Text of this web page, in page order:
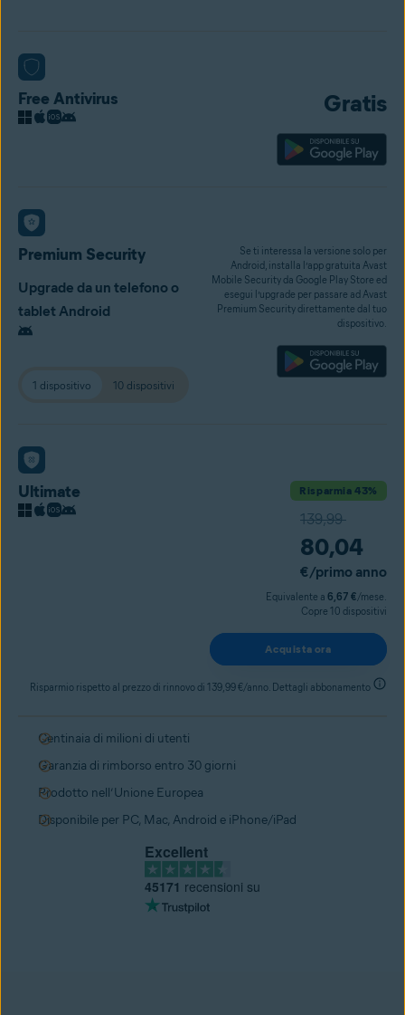
Centinaia di milioni di utenti
Garanzia di rimborso entro 30 giorni
Prodotto nell’Unione Europea
Disponibile per PC, Mac, Android e iPhone/iPad
Excellent
45171 recensioni su
Free Antivirus Gratis
Premium Security
Upgrade da un telefono o
tablet Android
1 dispositivo 10 dispositivi
Se ti interessa la versione solo per
Android, installa l’app gratuita Avast
Mobile Security da Google Play Store ed
esegui l’upgrade per passare ad Avast
Premium Security direttamente dal tuo
dispositivo.
Ultimate Risparmia 43%
80,04
139,99
€/primo anno
Equivalente a 6,67 €/mese.
Copre 10 dispositivi
Acquista ora
Risparmio rispetto al prezzo di rinnovo di 139,99 €/anno. Dettagli abbonamento